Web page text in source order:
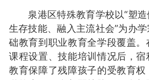
泉港区特殊教育学校以“塑造
生存技能、融入主流社会”为办
础教育到职业教育全学段覆盖
课程设置、技能培训情况后，
教育保障了残障孩子的受教育